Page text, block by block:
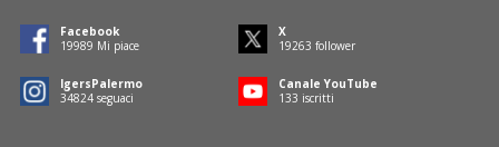
Facebook
19989 Mi piace
X
19263 follower
IgersPalermo
34824seguaci
Canale YouTube
133 iscritti